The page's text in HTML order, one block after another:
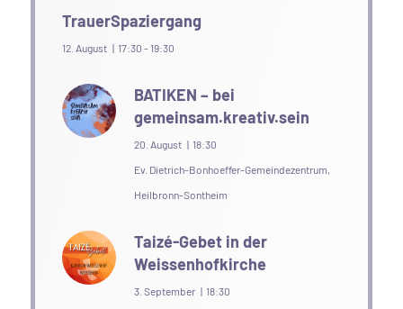
TrauerSpaziergang
12. August | 17:30 - 19:30
BATIKEN – bei
gemeinsam.kreativ.sein
20. August | 18:30
Ev. Dietrich-Bonhoeffer-Gemeindezentrum,
Heilbronn-Sontheim
Taizé-Gebet in der
Weissenhofkirche
3. September | 18:30